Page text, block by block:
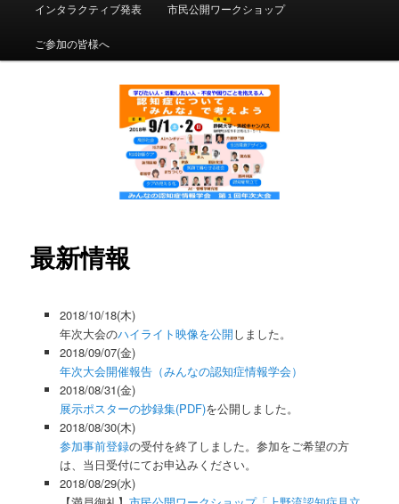
ュ
イ
ン
ツ
移
動
インタラクティブ発表 市民公開ワークショップ
ご参加の皆様へ
最新情報
2018/10/18(木)
年次大会のハイライト映像を公開しました。
2018/09/07(金)
年次大会開催報告（みんなの認知症情報学会）
2018/08/31(金)
展示ポスターの抄録集(PDF)を公開しました。
2018/08/30(木)
参加事前登録の受付を終了しました。参加をご希望の方
は、当日受付にてお申込みください。
2018/08/29(水)